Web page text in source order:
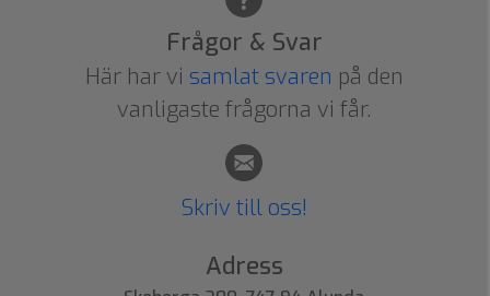
Frågor & Svar
Här har vi samlat svaren på den
vanligaste frågorna vi får.
Skriv till oss!
Adress